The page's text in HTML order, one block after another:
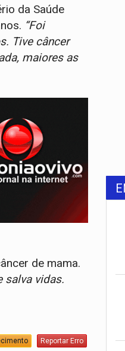
da Saúde
“Foi
Tive câncer
maiores as
de mama.
salva vidas.
Reportar Erro